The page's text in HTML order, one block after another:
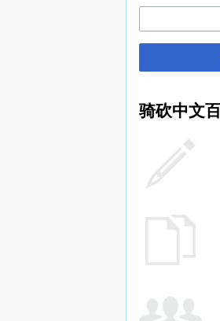
骑砍中文